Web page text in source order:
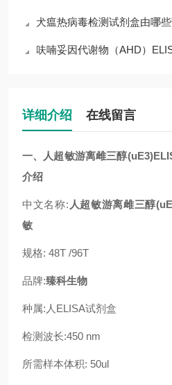
犬瘟热病毒检测试剂盒由哪
呋喃妥因代谢物（AHD）ELISA
详细介绍 在线留言
一、人超敏游离雌三醇
介绍
中文名称: 人超敏游离雌三醇
敏
规格: 48T /96T
品牌:臻科生物
种属:人ELISA试剂盒
检测波长:450 nm
所需样本体积: 50ul